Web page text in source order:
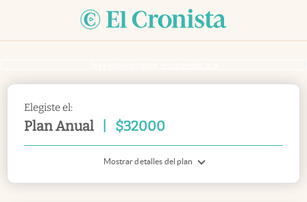
Elegiste el:
Plan Anual $32000
Mostrar detalles del plan